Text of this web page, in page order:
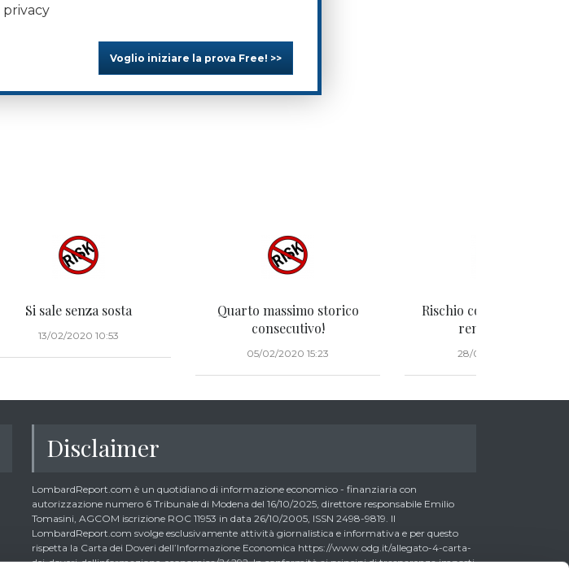
privacy
Voglio iniziare la prova Free! >>
Si sale senza sosta
13/02/2020 10:53
Quarto massimo storico
consecutivo!
05/02/2020 15:23
Rischio contenuto =
rendimento?
28/01/2020 12:52
Disclaimer
LombardReport.com è un quotidiano di informazione economico - finanziaria con
autorizzazione numero 6 Tribunale di Modena del 16/10/2025, direttore responsabile Emilio
Tomasini, AGCOM iscrizione ROC 11953 in data 26/10/2005, ISSN 2498-9819. Il
LombardReport.com svolge esclusivamente attività giornalistica e informativa e per questo
rispetta la Carta dei Doveri dell’Informazione Economica https://www.odg.it/allegato-4-carta-
dei-doveri-dellinformazione-economica/24292. In conformità ai principi di trasparenza imposti